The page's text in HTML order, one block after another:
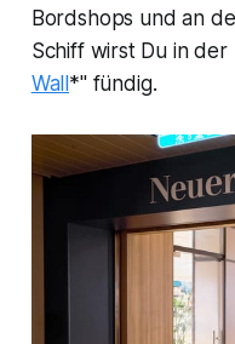
Bordshops und an
Schiff wirst Du in der
Wall *" fündig.